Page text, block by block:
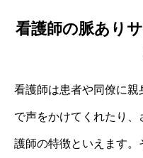
看護師の脈あり
看護師は患者や同僚に
で声をかけてくれたり
護師の特徴といえます。